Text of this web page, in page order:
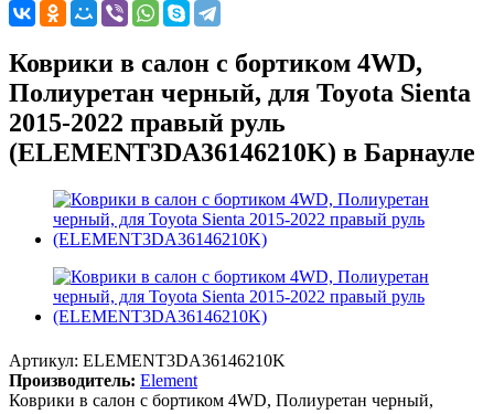
Коврики в салон с бортиком 4WD,
Полиуретан черный, для Toyota Sienta
2015-2022 правый руль
(ELEMENT3DA36146210K) в Барнауле
Артикул: ELEMENT3DA36146210K
Производитель: Element
Коврики в салон с бортиком 4WD, Полиуретан черный,